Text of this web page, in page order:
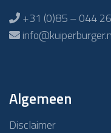
+31 (0)85 – 044
Algemeen
Disclaimer